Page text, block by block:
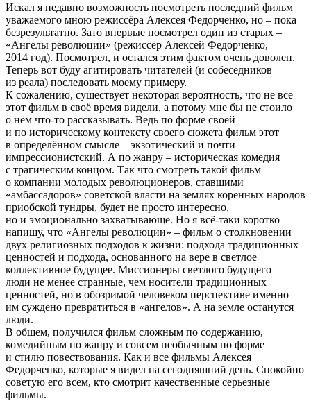
Искал я недавно возможность посмотреть последний фильм
уважаемого мною режиссёра Алексея Федорченко, но – пока
безрезультатно. Зато впервые посмотрел один из старых –
«Ангелы революции» (режиссёр Алексей Федорченко,
2014 год). Посмотрел, и остался этим фактом очень доволен.
Теперь вот буду агитировать читателей (и собеседников
из реала) последовать моему примеру.
К сожалению, существует некоторая вероятность, что не все
этот фильм в своё время видели, а потому мне бы не стоило
о нём что-то рассказывать. Ведь по форме своей
и по историческому контексту своего сюжета фильм этот
в определённом смысле – экзотический и почти
импрессионистский. А по жанру – историческая комедия
с трагическим концом. Так что смотреть такой фильм
о компании молодых революционеров, ставшими
«амбассадоров» советской власти на землях коренных народов
приобской тундры, будет не просто интересно,
но и эмоционально захватывающе. Но я всё-таки коротко
напишу, что «Ангелы революции» – фильм о столкновении
двух религиозных подходов к жизни: подхода традиционных
ценностей и подхода, основанного на вере в светлое
коллективное будущее. Миссионеры светлого будущего –
люди не менее странные, чем носители традиционных
ценностей, но в обозримой человеком перспективе именно
им суждено превратиться в «ангелов». А на земле останутся
люди.
В общем, получился фильм сложным по содержанию,
комедийным по жанру и совсем необычным по форме
и стилю повествования. Как и все фильмы Алексея
Федорченко, которые я видел на сегодняшний день. Спокойно
советую его всем, кто смотрит качественные серьёзные
фильмы.